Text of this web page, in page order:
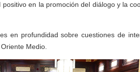
en la promoción del diálogo y la
en profundidad sobre cuestiones de
Medio.